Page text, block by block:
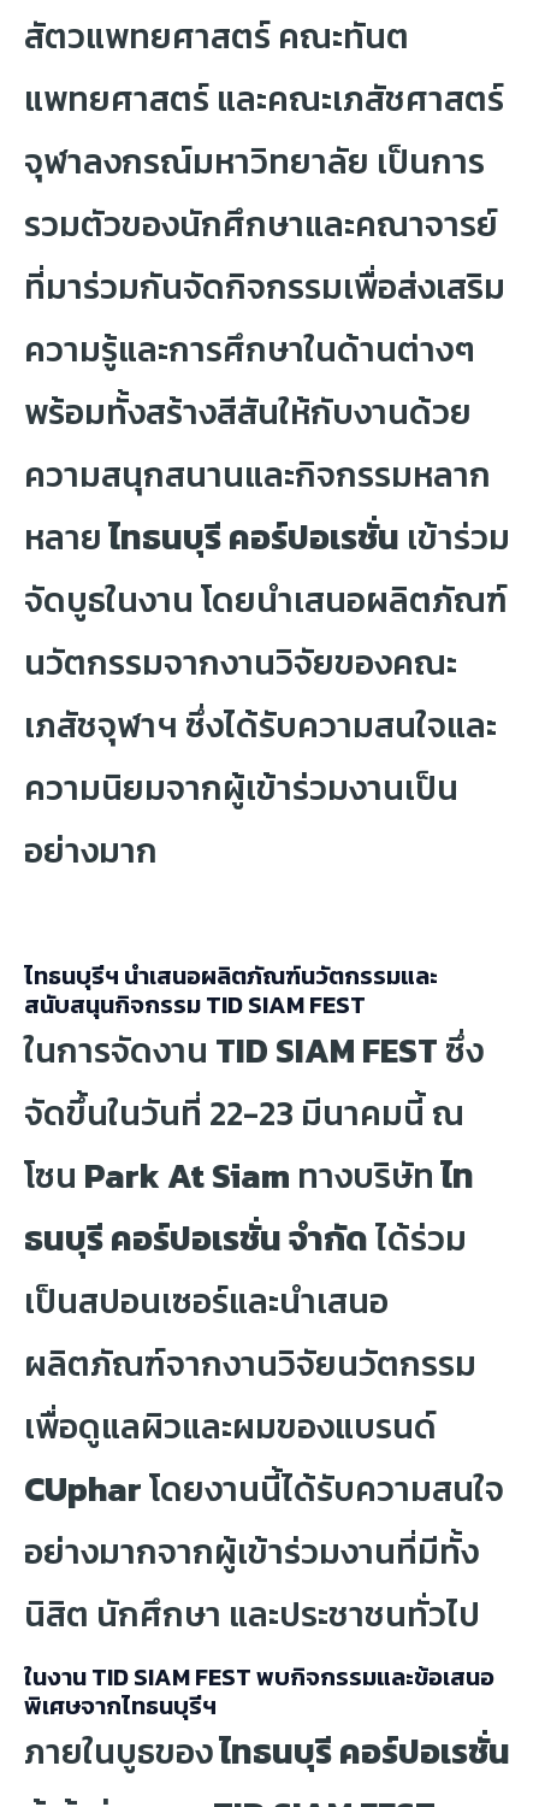
สัตวแพทยศาสตร์ คณะทันต
แพทยศาสตร์ และคณะเภสัชศาสตร์
จุฬาลงกรณ์มหาวิทยาลัย เป็นการ
รวมตัวของนักศึกษาและคณาจารย์
ที่มาร่วมกันจัดกิจกรรมเพื่อส่งเสริม
ความรู้และการศึกษาในด้านต่างๆ
พร้อมทั้งสร้างสีสันให้กับงานด้วย
ความสนุกสนานและกิจกรรมหลาก
หลายไทธนบุรี คอร์ปอเรชั่น เข้าร่วม
จัดบูธในงาน โดยนำเสนอผลิตภัณฑ์
นวัตกรรมจากงานวิจัยของคณะ
เภสัชจุฬาฯ ซึ่งได้รับความสนใจและ
ความนิยมจากผู้เข้าร่วมงานเป็น
อย่างมาก
ไทธนบุรีฯ นำเสนอผลิตภัณฑ์นวัตกรรมและ
สนับสนุนกิจกรรม TID SIAM FEST
ในการจัดงาน TID SIAM FESTซึ่ง
จัดขึ้นในวันที่ 22-23 มีนาคมนี้ ณ
โซน Park At Siam ทางบริษัทไท
ธนบุรี คอร์ปอเรชั่น จำกัดได้ร่วม
เป็นสปอนเซอร์และนำเสนอ
ผลิตภัณฑ์จากงานวิจัยนวัตกรรม
เพื่อดูแลผิวและผมของแบรนด์
CUpharโดยงานนี้ได้รับความสนใจ
อย่างมากจากผู้เข้าร่วมงานที่มีทั้ง
นิสิต นักศึกษา และประชาชนทั่วไป
ในงาน TID SIAM FEST พบกิจกรรมและข้อเสนอ
พิเศษจากไทธนบุรีฯ
ภายในบูธของไทธนบุรี คอร์ปอเรชั่น